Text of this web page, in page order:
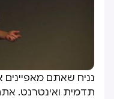
נניח שאתם מאפיינים
תדמית ואינטרנט.